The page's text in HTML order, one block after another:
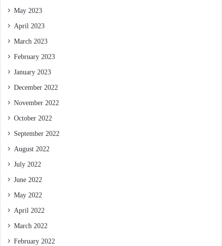
May 2023
April 2023
March 2023
February 2023
January 2023
December 2022
November 2022
October 2022
September 2022
August 2022
July 2022
June 2022
May 2022
April 2022
March 2022
February 2022